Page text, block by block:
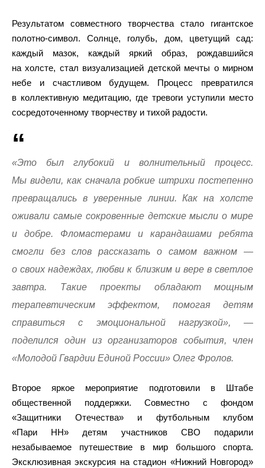
Результатом совместного творчества стало гигантское
полотно-символ. Солнце, голубь, дом, цветущий сад:
каждый мазок, каждый яркий образ, рождавшийся
на холсте, стал визуализацией детской мечты о мирном
небе и счастливом будущем. Процесс превратился
в коллективную медитацию, где тревоги уступили место
сосредоточенному творчеству и тихой радости.
«Это был глубокий и волнительный процесс.
Мы видели, как сначала робкие штрихи постепенно
превращались в уверенные линии. Как на холсте
оживали самые сокровенные детские мысли о мире
и добре. Фломастерами и карандашами ребята
смогли без слов рассказать о самом важном —
о своих надеждах, любви к близким и вере в светлое
завтра. Такие проекты обладают мощным
терапевтическим эффектом, помогая детям
справиться с эмоциональной нагрузкой», —
поделился один из организаторов события, член
«Молодой Гвардии Единой России» Олег Фролов.
Второе яркое мероприятие подготовили в Штабе
общественной поддержки. Совместно с фондом
«Защитники Отечества» и футбольным клубом
«Пари НН» детям участников СВО подарили
незабываемое путешествие в мир большого спорта.
Эксклюзивная экскурсия на стадион «Нижний Новгород»